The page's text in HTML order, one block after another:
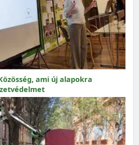
ami új alapokra